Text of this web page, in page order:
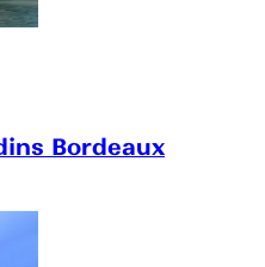
Bordeaux